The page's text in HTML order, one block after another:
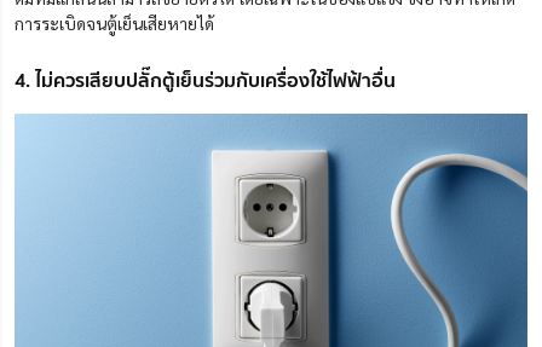
การระเบิดจนตู้เย็นเสียหายได้
4. ไม่ควรเสียบปลั๊กตู้เย็นร่วมกับเครื่องใช้ไฟฟ้าอื่น